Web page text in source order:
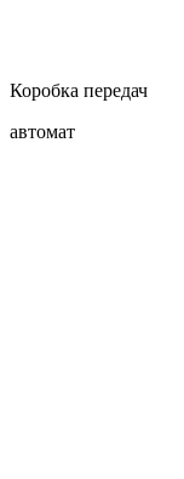
Коробка передач
автомат